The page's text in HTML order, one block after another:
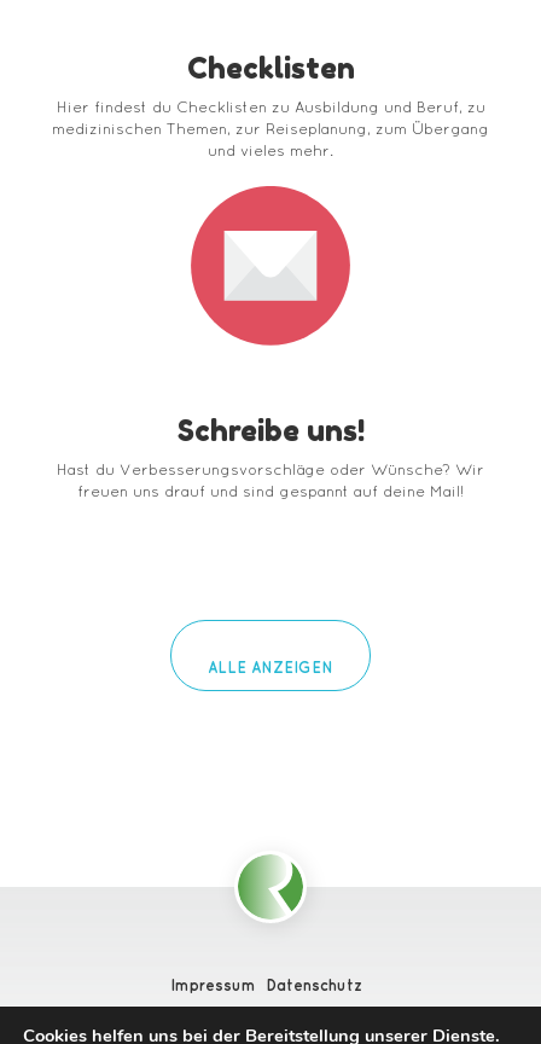
Checklisten
Hier findest du Checklisten zu Ausbildung und Beruf, zu
medizinischen Themen, zur Reiseplanung, zum Übergang
und vieles mehr.
Schreibe uns!
Hast du Verbesserungsvorschläge oder Wünsche? Wir
freuen uns drauf und sind gespannt auf deine Mail!
ALLE ANZEIGEN
Impressum Datenschutz
Cookies helfen uns bei der Bereitstellung unserer Dienste.